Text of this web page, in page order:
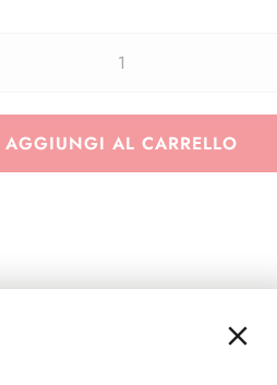
GERMANIA
(
AGGIUNGI AL CARRELLO